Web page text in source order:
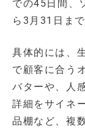
での45日間、
ら3月31日ま
具体的には、
で顧客に合う
バターや、人
詳細をサイネ
品棚など、複